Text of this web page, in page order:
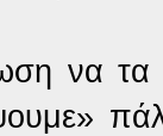
να